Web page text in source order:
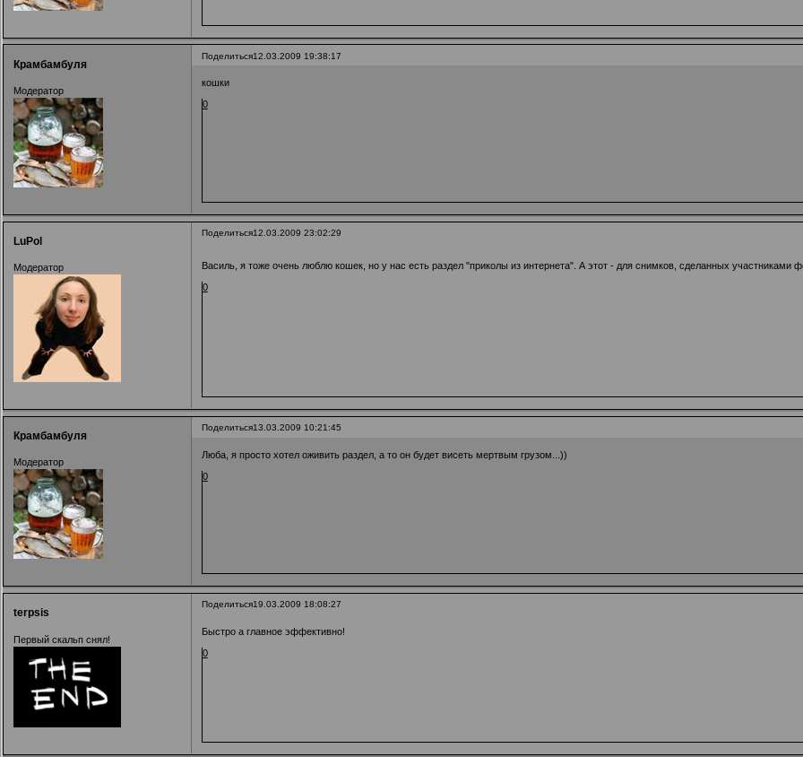
Поделиться12.03.2009 19:38:17
Крамбамбуля
Модератор
кошки
0
Поделиться12.03.2009 23:02:29
LuPol
Модератор
Василь, я тоже очень люблю кошек, но у нас есть раздел "приколы из интернета". А этот - для снимков, сделанных участниками
0
Поделиться13.03.2009 10:21:45
Крамбамбуля
Модератор
Люба, я просто хотел оживить раздел, а то он будет висеть мертвым грузом...))
0
Поделиться19.03.2009 18:08:27
terpsis
Первый скальп снял!
Быстро а главное эффективно!
0